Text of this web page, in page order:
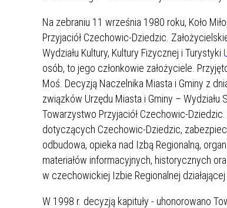
Na zebraniu 11 września 1980 roku, Koło
Przyjaciół Czechowic-Dziedzic.
Wydziału Kultury, Kultury Fizycznej i Turystyki
osób, to jego członkowie założyciele.
Moś. Decyzją Naczelnika Miasta i Gminy z
związków Urzędu Miasta i Gminy –
Towarzystwo Przyjaciół Czechowic-
dotyczących Czechowic-Dziedzic,
odbudowa, opieka nad Izbą Regionalną,
materiałów informacyjnych, historycznych
w czechowickiej Izbie Regionalnej
W 1998 r. decyzją kapituły - uhonorowano